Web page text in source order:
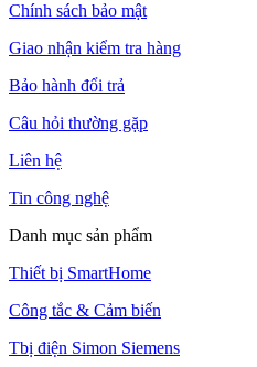
Chính sách bảo mật
Giao nhận kiểm tra hàng
Bảo hành đổi trả
Câu hỏi thường gặp
Liên hệ
Tin công nghệ
Danh mục sản phẩm
Thiết bị SmartHome
Công tắc & Cảm biến
Tbị điện Simon Siemens